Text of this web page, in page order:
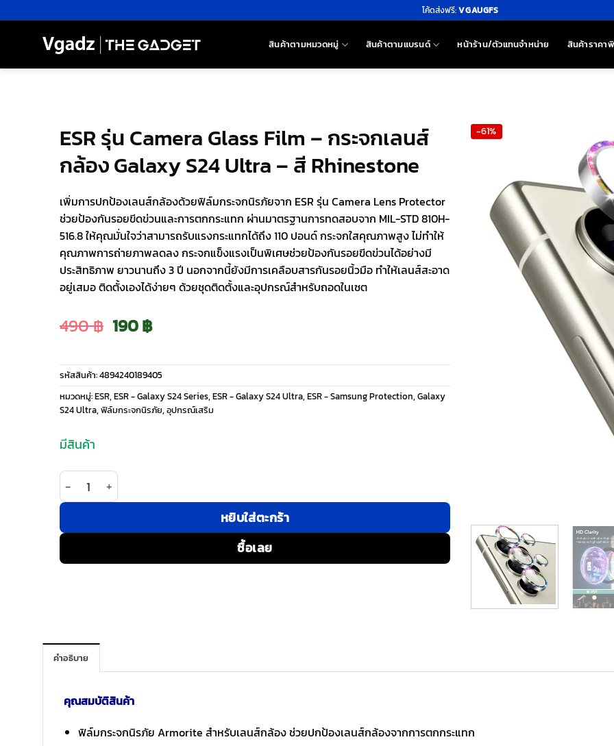
ไป
โค้ดส่งฟรี:VGAUGFS
สินค้าตามหมวดหมู่ สินค้าตามแบรนด์ หน้าร้าน/ตัวแทนจำหน่าย สินค้าราคา
ESR รุ่น Camera Glass Film – กระจกเลนส์
กล้อง Galaxy S24 Ultra – สี Rhinestone
เพิ่มการปกป้องเลนส์กล้องด้วยฟิล์มกระจกนิรภัยจาก ESR รุ่น Camera Lens Protector
ช่วยป้องกันรอยขีดข่วนและการตกกระแทก ผ่านมาตรฐานการทดสอบจาก MIL-STD 810H-
516.8 ให้คุณมั่นใจว่าสามารถรับแรงกระแทกได้ถึง 110 ปอนด์ กระจกใสคุณภาพสูง ไม่ทำให้
คุณภาพการถ่ายภาพลดลง กระจกแข็งแรงเป็นพิเศษช่วยป้องกันรอยขีดข่วนได้อย่างมี
ประสิทธิภาพ ยาวนานถึง 3 ปี นอกจากนี้ยังมีการเคลือบสารกันรอยนิ้วมือ ทำให้เลนส์สะอาด
อยู่เสมอ ติดตั้งเองได้ง่ายๆ ด้วยชุดติดตั้งและอุปกรณ์สำหรับถอดในเซต
490฿ Original
price
was:
190฿Current
price
is:
190 ฿.
รหัสสินค้า:4894240189405
หมวดหมู่:ESR, ESR - Galaxy S24 Series, ESR - Galaxy S24 Ultra, ESR - Samsung Protection, Galaxy
S24 Ultra, ฟิล์มกระจกนิรภัย, อุปกรณ์เสริม
มีสินค้า
จำนวน ESR รุ่น Camera Glass Film - กระจกเลนส์กล้อง Galaxy S24 Ultra - สี Rhinestone ชิ้น
หยิบใส่ตะกร้า
ซื้อเลย
-61%
คำอธิบาย
คุณสมบัติสินค้า
ฟิล์มกระจกนิรภัย Armorite สำหรับเลนส์กล้อง ช่วยปกป้องเลนส์กล้องจากการตกกระแทก